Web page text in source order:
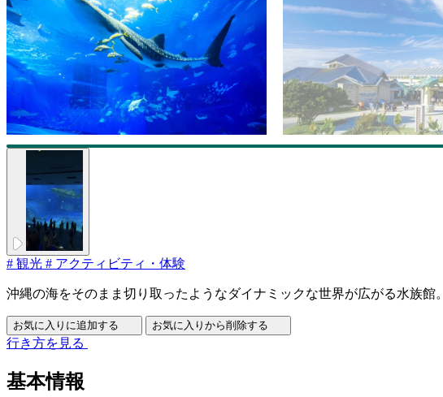
# 観光 # アクティビティ・体験
沖縄の海をそのまま切り取ったようなダイナミックな世界が広がる水族館。
お気に入りに追加する お気に入りから削除する
行き方を見る
基本情報